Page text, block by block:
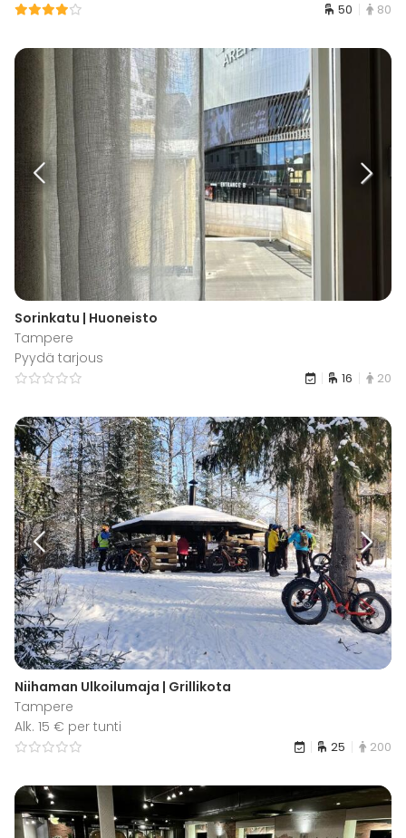
50 80
Sorinkatu | Huoneisto
Tampere
Pyydä tarjous
16 20
Niihaman Ulkoilumaja | Grillikota
Tampere
Alk. 15 € per tunti
25 200